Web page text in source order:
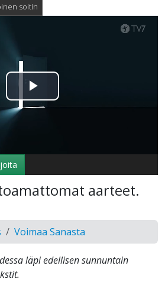
soitin
Toista
aarteet.
Voimaa Sanasta
läpi edellisen sunnuntain